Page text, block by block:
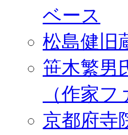
ベース
松島健旧
笹木繁男
（作家フ
京都府寺